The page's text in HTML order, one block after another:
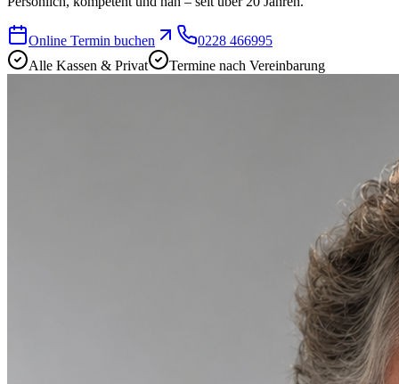
Online Termin buchen
0228 466995
Alle Kassen & Privat
Termine nach Vereinbarung